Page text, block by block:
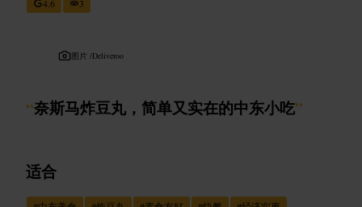
4.6
3
图片 /Deliveroo
“奈斯马炸豆丸，简单又实在的中东小吃”
适合